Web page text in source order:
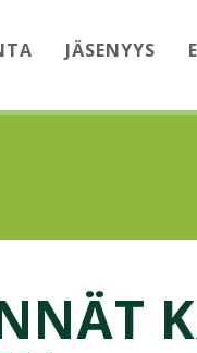
JÄSENYYS